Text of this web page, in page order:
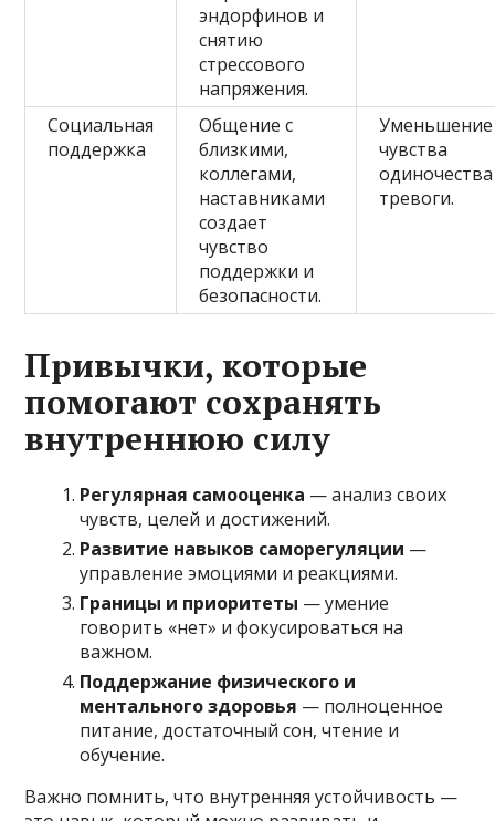
эндорфинов и
снятию
стрессового
напряжения.
Социальная
поддержка
Общение с
близкими,
коллегами,
наставниками
создает
чувство
поддержки и
безопасности.
Уменьшение
чувства
тревоги.
Привычки, которые
помогают сохранять
внутреннюю силу
Регулярная самооценка — анализ своих
чувств, целей и достижений.
Развитие навыков саморегуляции —
управление эмоциями и реакциями.
Границы и приоритеты — умение
говорить «нет» и фокусироваться на
важном.
Поддержание физического и
ментального здоровья — полноценное
питание, достаточный сон, чтение и
обучение.
Важно помнить, что внутренняя устойчивость —